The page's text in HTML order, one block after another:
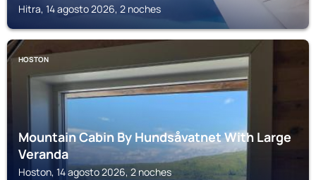
Hitra, 14 agosto 2026, 2 noches
HOSTON
Mountain Cabin By Hundsåvatnet With Large
Veranda
Hoston, 14 agosto 2026, 2 noches